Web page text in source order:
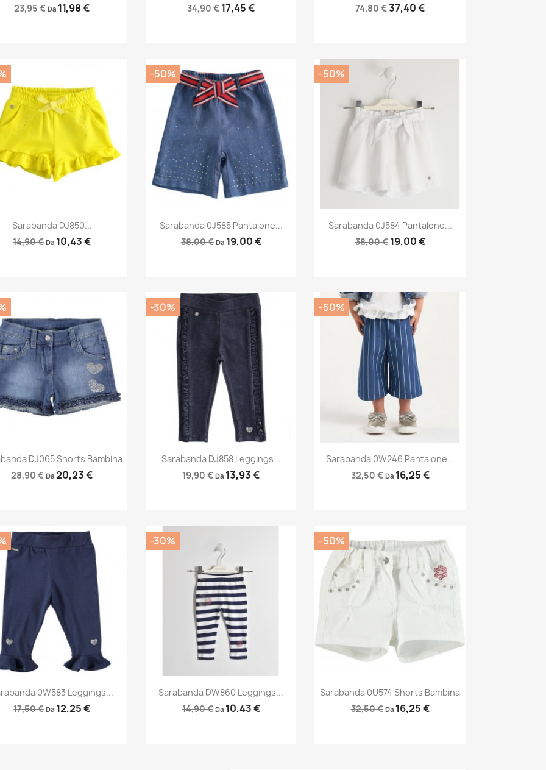
23,95 € Da 11,98 €
34,90 €17,45 €
74,80 €37,40 €
Anteprima
Sarabanda DJ850...
14,90 € Da 10,43 €
Anteprima
Sarabanda 0J585 Pantalone...
38,00 € Da 19,00 €
-50%
Anteprima
Sarabanda 0J584 Pantalone...
38,00 € 19,00 €
-50%
Anteprima
DJ065 Shorts Bambina
28,90 € Da 20,23 €
Anteprima
Sarabanda DJ858 Leggings...
19,90 € Da 13,93 €
-30%
Anteprima
Sarabanda 0W246 Pantalone...
32,50 € Da 16,25 €
-50%
Anteprima
0W583 Leggings...
17,50 € Da 12,25 €
Anteprima
Sarabanda DW860 Leggings...
14,90 € Da 10,43 €
-30%
Anteprima
Sarabanda 0U574 Shorts Bambina
32,50 € Da 16,25 €
-50%